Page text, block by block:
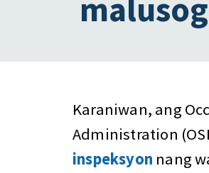
Karaniwan, ang
Administration
inspeksyon nang